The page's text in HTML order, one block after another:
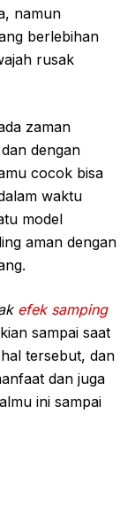
namun
berlebihan
rusak
zaman
dengan
cocok bisa
waktu
model
aman dengan
efek samping
sampai saat
tersebut, dan
dan juga
ini sampai